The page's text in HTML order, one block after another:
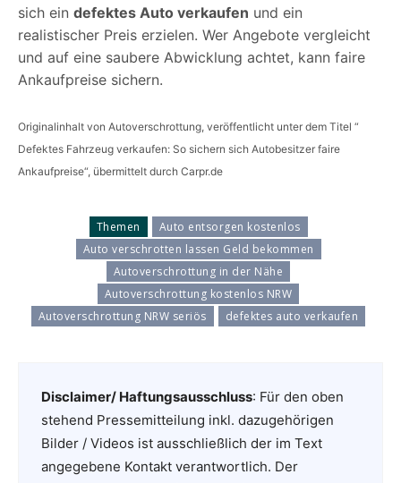
sich ein defektes Auto verkaufen und ein
realistischer Preis erzielen. Wer Angebote vergleicht
und auf eine saubere Abwicklung achtet, kann faire
Ankaufpreise sichern.
Originalinhalt von Autoverschrottung, veröffentlicht unter dem Titel “
Defektes Fahrzeug verkaufen: So sichern sich Autobesitzer faire
Ankaufpreise“, übermittelt durch Carpr.de
Themen
Auto entsorgen kostenlos
Auto verschrotten lassen Geld bekommen
Autoverschrottung in der Nähe
Autoverschrottung kostenlos NRW
Autoverschrottung NRW seriös
defektes auto verkaufen
Disclaimer/ Haftungsausschluss: Für den oben
stehend Pressemitteilung inkl. dazugehörigen
Bilder / Videos ist ausschließlich der im Text
angegebene Kontakt verantwortlich. Der